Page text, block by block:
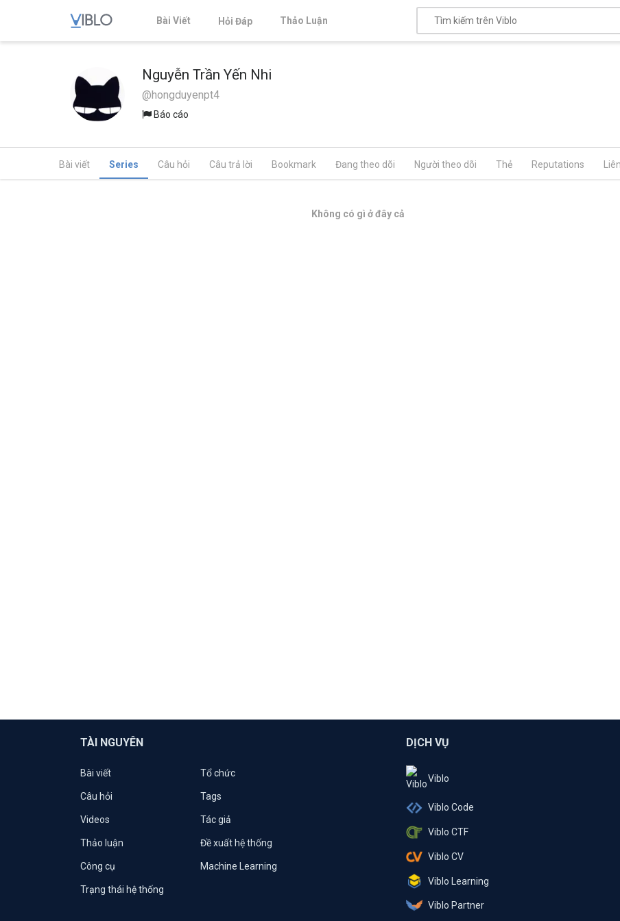
Bài Viết Hỏi Đáp Thảo Luận
Nguyễn Trần Yến Nhi
@hongduyenpt4
Báo cáo
Bài viết Series Câu hỏi Câu trả lời Bookmark Đang theo dõi Người theo dõi Thẻ Reputations
Không có gì ở đây cả
TÀI NGUYÊN
Bài viết Tổ chức
Câu hỏi Tags
Videos Tác giả
Thảo luận Đề xuất hệ thống
Công cụ Machine Learning
Trạng thái hệ thống
DỊCH VỤ
Viblo
Viblo Code
Viblo CTF
Viblo CV
Viblo Learning
Viblo Partner